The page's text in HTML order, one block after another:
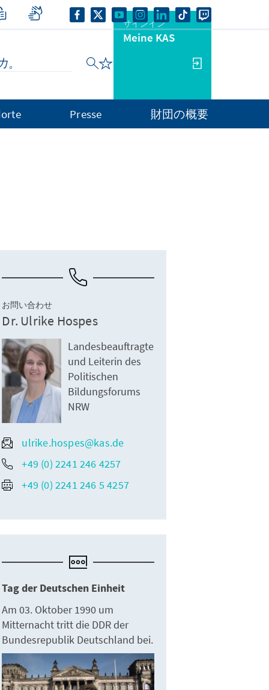
サインイン
Meine KAS
Presse 財団の概要
お問い合わせ
Dr. Ulrike Hospes
Landesbeauftragte
und Leiterin des
Politischen
Bildungsforums
NRW
ulrike.hospes@kas.de
+49 (0) 2241 246 4257
+49 (0) 2241 246 5 4257
Tag der Deutschen Einheit
Am 03. Oktober 1990 um
Mitternacht tritt die DDR der
Bundesrepublik Deutschland bei.